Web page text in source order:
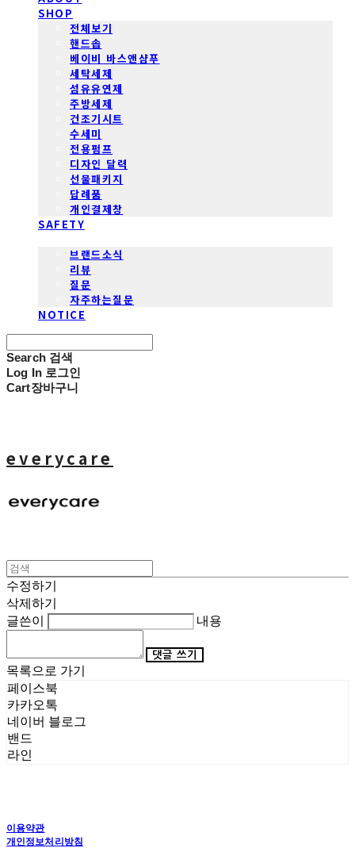
SHOP
전체보기
핸드솝
베이비 바스앤샴푸
세탁세제
섬유유연제
주방세제
건조기시트
수세미
전용펌프
디자인 달력
선물패키지
답례품
개인결제창
SAFETY
브랜드소식
리뷰
질문
자주하는질문
NOTICE
Search 검색
Log In 로그인
Cart장바구니
everycare
수정하기
삭제하기
글쓴이
내용
댓글 쓰기
목록으로 가기
페이스북
카카오톡
네이버 블로그
밴드
라인
이용약관
개인정보처리방침